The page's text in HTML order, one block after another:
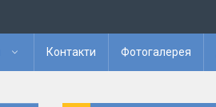
Контакти Фотогалерея